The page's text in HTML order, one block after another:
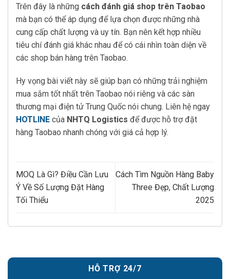
Trên đây là những cách đánh giá shop trên Taobao
mà bạn có thể áp dụng để lựa chọn được những nhà
cung cấp chất lượng và uy tín. Bạn nên kết hợp nhiều
tiêu chí đánh giá khác nhau để có cái nhìn toàn diện về
các shop bán hàng trên Taobao.
Hy vọng bài viết này sẽ giúp bạn có những trải nghiệm
mua sắm tốt nhất trên Taobao nói riêng và các sàn
thương mại điện tử Trung Quốc nói chung. Liên hệ ngay
HOTLINE của NHTQ Logistics để được hỗ trợ đặt
hàng Taobao nhanh chóng với giá cả hợp lý.
MOQ Là Gì? Điều Cần Lưu
Ý Về Số Lượng Đặt Hàng
Tối Thiểu
Cách Tìm Nguồn Hàng Baby
Three Đẹp, Chất Lượng
2025
HỖ TRỢ 24/7